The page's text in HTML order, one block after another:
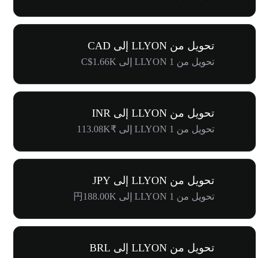
تحويل من LLYON إلى CAD
تحويل من 1 LLYON إلى C$1.66K
تحويل من LLYON إلى INR
تحويل من 1 LLYON إلى ₹113.08K
تحويل من LLYON إلى JPY
تحويل من 1 LLYON إلى 円188.00K
تحويل من LLYON إلى BRL